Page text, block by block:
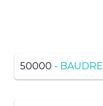
50000 - BAUDRE